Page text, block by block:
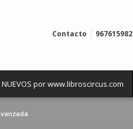
Contacto 967615982
por www.libroscircus.com